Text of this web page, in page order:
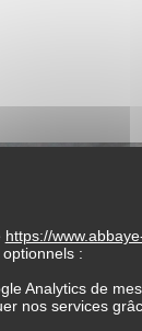
https://
optionnels :
Analytics de
nos services